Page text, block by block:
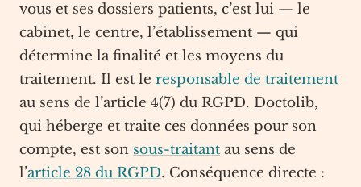
vous et ses dossiers patients, c’est lui — le
cabinet, le centre, l’établissement — qui
détermine la finalité et les moyens du
traitement. Il est le responsable de traitement
au sens de l’article 4(7) du RGPD. Doctolib,
qui héberge et traite ces données pour son
compte, est son sous-traitant au sens de
l’article 28 du RGPD. Conséquence directe :